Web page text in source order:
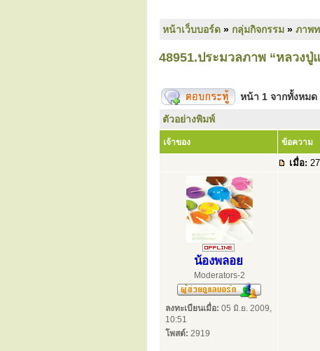
หน้าเว็บบอร์ด » กลุ่มกิจกรรม » ภาพ
48951.ประมวลภาพ “หลวง
หน้า 1 จากทั้งหมด
ตัวอย่างพิมพ์
เจ้าของ ข้อความ
เมื่อ:
น้องพลอย
Moderators-2
ลงทะเบียนเมื่อ: 05 มิ.ย. 2009,
10:51
โพสต์: 2919